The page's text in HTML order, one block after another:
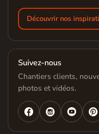
Découvrir nos
Suivez-nous
Chantiers clients,
photos et vidéos.
   